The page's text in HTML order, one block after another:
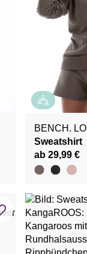
BENCH.
Sweatshirt
ab 29,99 €